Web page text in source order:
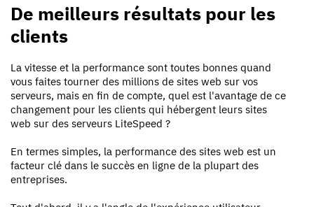
De meilleurs résultats pour les
clients
La vitesse et la performance sont toutes bonnes quand
vous faites tourner des millions de sites web sur vos
serveurs, mais en fin de compte, quel est l'avantage de ce
changement pour les clients qui hébergent leurs sites
web sur des serveurs LiteSpeed ?
En termes simples, la performance des sites web est un
facteur clé dans le succès en ligne de la plupart des
entreprises.